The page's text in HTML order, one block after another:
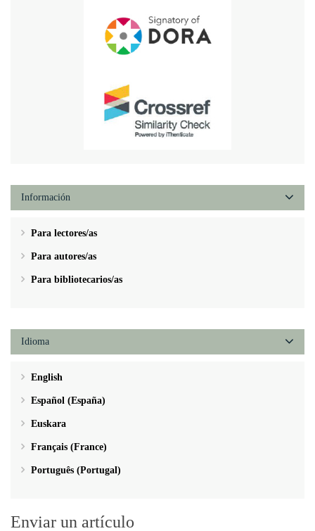
Información
Para lectores/as
Para autores/as
Para bibliotecarios/as
Idioma
English
Español (España)
Euskara
Français (France)
Português (Portugal)
Enviar un artículo